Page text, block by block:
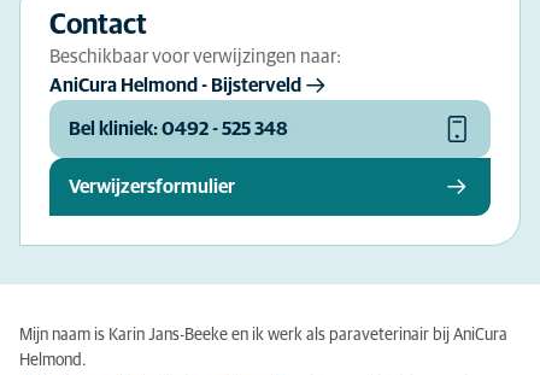
Contact
Beschikbaar voor verwijzingen naar:
AniCura Helmond - Bijsterveld
Bel kliniek: 0492 - 525 348
Verwijzersformulier
Mijn naam is Karin Jans-Beeke en ik werk als paraveterinair bij AniCura
Helmond.